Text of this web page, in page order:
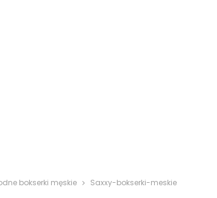
bokserki męskie Saxxy-bokserki-meskie